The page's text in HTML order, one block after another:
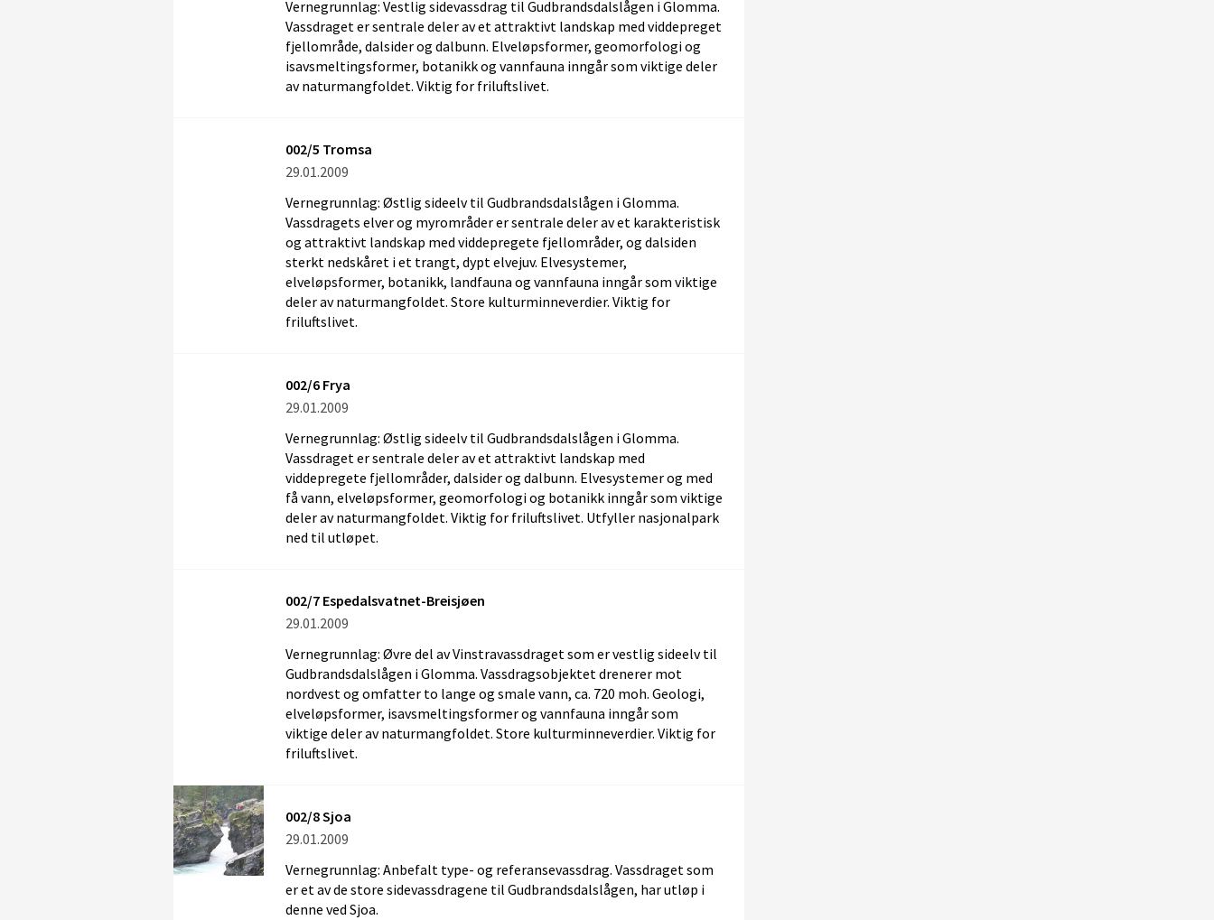
Vernegrunnlag: Vestlig sidevassdrag til Gudbrandsdalslågen i Glomma.
Vassdraget er sentrale deler av et attraktivt landskap med viddepreget
fjellområde, dalsider og dalbunn. Elveløpsformer, geomorfologi og
isavsmeltingsformer, botanikk og vannfauna inngår som viktige deler
av naturmangfoldet. Viktig for friluftslivet.
002/5 Tromsa
29.01.2009
Vernegrunnlag: Østlig sideelv til Gudbrandsdalslågen i Glomma.
Vassdragets elver og myrområder er sentrale deler av et karakteristisk
og attraktivt landskap med viddepregete fjellområder, og dalsiden
sterkt nedskåret i et trangt, dypt elvejuv. Elvesystemer,
elveløpsformer, botanikk, landfauna og vannfauna inngår som viktige
deler av naturmangfoldet. Store kulturminneverdier. Viktig for
friluftslivet.
002/6 Frya
29.01.2009
Vernegrunnlag: Østlig sideelv til Gudbrandsdalslågen i Glomma.
Vassdraget er sentrale deler av et attraktivt landskap med
viddepregete fjellområder, dalsider og dalbunn. Elvesystemer og med
få vann, elveløpsformer, geomorfologi og botanikk inngår som viktige
deler av naturmangfoldet. Viktig for friluftslivet. Utfyller nasjonalpark
ned til utløpet.
002/7 Espedalsvatnet-Breisjøen
29.01.2009
Vernegrunnlag: Øvre del av Vinstravassdraget som er vestlig sideelv til
Gudbrandsdalslågen i Glomma. Vassdragsobjektet drenerer mot
nordvest og omfatter to lange og smale vann, ca. 720 moh. Geologi,
elveløpsformer, isavsmeltingsformer og vannfauna inngår som
viktige deler av naturmangfoldet. Store kulturminneverdier. Viktig for
friluftslivet.
002/8 Sjoa
29.01.2009
Vernegrunnlag: Anbefalt type- og referansevassdrag. Vassdraget som
er et av de store sidevassdragene til Gudbrandsdalslågen, har utløp i
denne ved Sjoa.